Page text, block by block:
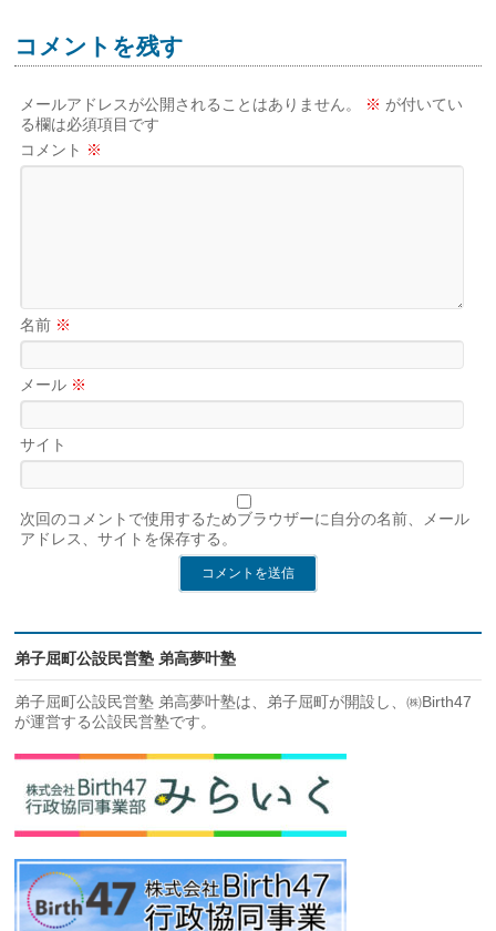
コメントを残す
メールアドレスが公開されることはありません。 ※ が付いてい
る欄は必須項目です
コメント ※
名前 ※
メール ※
サイト
次回のコメントで使用するためブラウザーに自分の名前、メール
アドレス、サイトを保存する。
弟子屈町公設民営塾 弟高夢叶塾
弟子屈町公設民営塾 弟高夢叶塾は、弟子屈町が開設し、㈱Birth47
が運営する公設民営塾です。